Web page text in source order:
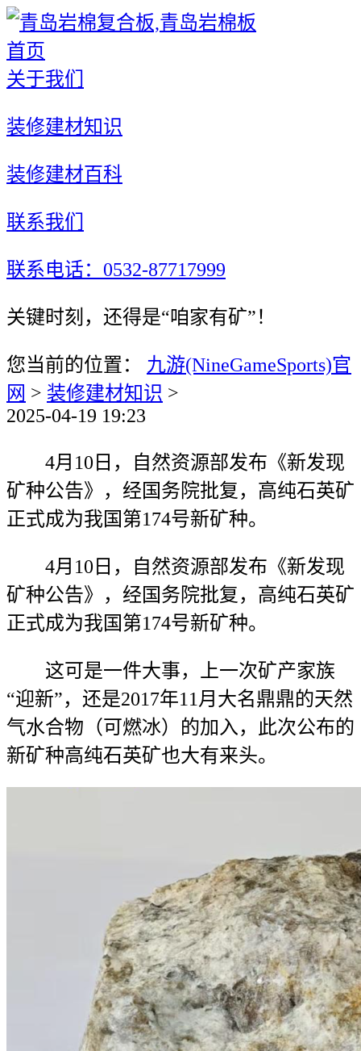
首页
关于我们
装修建材知识
装修建材百科
联系我们
联系电话：0532-87717999
关键时刻，还得是“咱家有矿”！
您当前的位置： 九游(NineGameSports)官
网 > 装修建材知识 >
2025-04-19 19:23
4月10日，自然资源部发布《新发现
矿种公告》，经国务院批复，高纯石英矿
正式成为我国第174号新矿种。
4月10日，自然资源部发布《新发现
矿种公告》，经国务院批复，高纯石英矿
正式成为我国第174号新矿种。
这可是一件大事，上一次矿产家族
“迎新”，还是2017年11月大名鼎鼎的天然
气水合物（可燃冰）的加入，此次公布的
新矿种高纯石英矿也大有来头。